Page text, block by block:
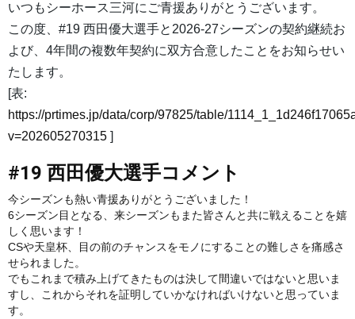
いつもシーホース三河にご青援ありがとうございます。
この度、#19 西田優大選手と2026-27シーズンの契約継続お
よび、4年間の複数年契約に双方合意したことをお知らせい
たします。
[表:
https://prtimes.jp/data/corp/97825/table/
v=202605270315 ]
#19 西田優大選手コメント
今シーズンも熱い青援ありがとうございました！
6シーズン目となる、来シーズンもまた皆さんと共に戦えることを嬉
しく思います！
CSや天皇杯、目の前のチャンスをモノにすることの難しさを痛感さ
せられました。
でもこれまで積み上げてきたものは決して間違いではないと思いま
すし、これからそれを証明していかなければいけないと思っていま
す。